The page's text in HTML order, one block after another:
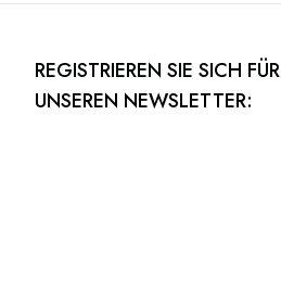
REGISTRIEREN SIE SICH FÜR
UNSEREN NEWSLETTER: